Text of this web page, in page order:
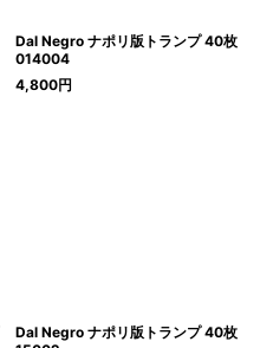
Dal Negro ナポリ版トランプ 40枚
014004
4,800円
Dal Negro ナポリ版トランプ 40枚